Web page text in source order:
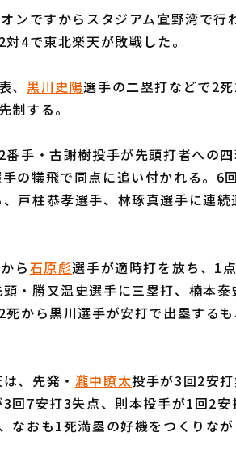
ですからスタジアム宜野湾で行
4で東北楽天が敗戦した。
、黒川史陽選手の二塁打などで2
制する。
手・古謝樹投手が先頭打者への
の犠飛で同点に追い付かれる。6
戸柱恭孝選手、林琢真選手に連
ら石原彪選手が適時打を放ち、1
・勝又温史選手に三塁打、楠本
から黒川選手が安打で出塁するも
、先発・ 瀧中瞭太投手が3回2安
回7安打3失点、則本投手が1回2
なおも1死満塁の好機をつくりな